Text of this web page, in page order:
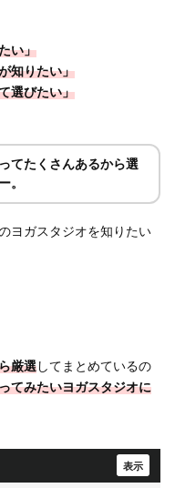
い」
知りたい」
選びたい」
てたくさんあるから選
。
ヨガスタジオを知りたい
厳選してまとめているの
てみたいヨガスタジオに